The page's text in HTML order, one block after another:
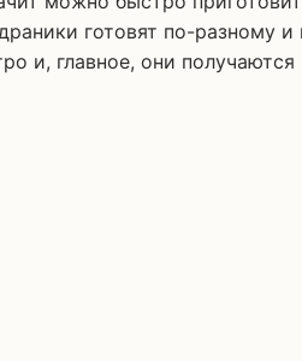
готовят по-разному и
и, главное, они